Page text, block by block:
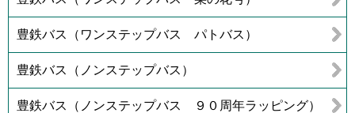
豊鉄バス（ワンステップバス パトバス）
豊鉄バス（ノンステップバス）
豊鉄バス（ノンステップバス ９０周年ラッピング）